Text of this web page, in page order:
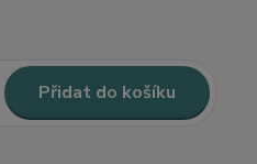
Přidat do košíku